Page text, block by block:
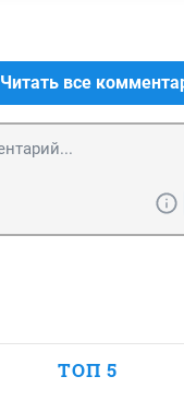
Читать все
ТОП 5